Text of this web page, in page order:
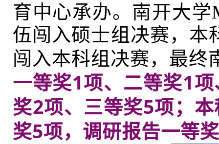
育中心承办。南开大
伍闯入硕士组决赛，本
闯入本科组决赛，最终
一等奖1项、二等奖1
奖2项、三等奖5项；
奖5项，调研报告一等